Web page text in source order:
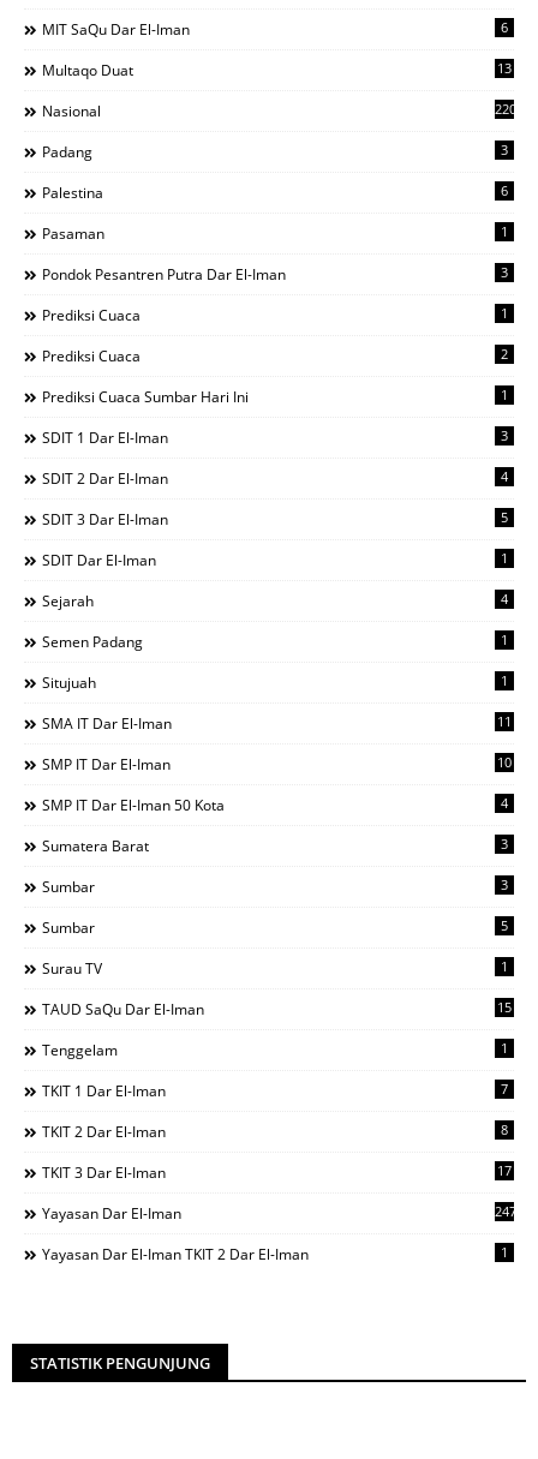
MIT SaQu Dar El-Iman 6
Multaqo Duat 13
Nasional 220
Padang 3
Palestina 6
Pasaman 1
Pondok Pesantren Putra Dar El-Iman 3
Prediksi Cuaca 1
Prediksi Cuaca 2
Prediksi Cuaca Sumbar Hari Ini 1
SDIT 1 Dar El-Iman 3
SDIT 2 Dar El-Iman 4
SDIT 3 Dar El-Iman 5
SDIT Dar El-Iman 1
Sejarah 4
Semen Padang 1
Situjuah 1
SMA IT Dar El-Iman 11
SMP IT Dar El-Iman 10
SMP IT Dar El-Iman 50 Kota 4
Sumatera Barat 3
Sumbar 3
Sumbar 5
Surau TV 1
TAUD SaQu Dar El-Iman 15
Tenggelam 1
TKIT 1 Dar El-Iman 7
TKIT 2 Dar El-Iman 8
TKIT 3 Dar El-Iman 17
Yayasan Dar El-Iman 247
Yayasan Dar El-Iman TKIT 2 Dar El-Iman 1
STATISTIK PENGUNJUNG